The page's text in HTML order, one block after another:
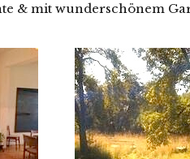
& mit wunderschönem